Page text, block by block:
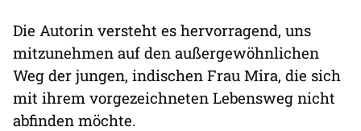
Die Autorin versteht es hervorragend, uns
mitzunehmen auf den außergewöhnlichen
Weg der jungen, indischen Frau Mira, die sich
mit ihrem vorgezeichneten Lebensweg nicht
abfinden möchte.